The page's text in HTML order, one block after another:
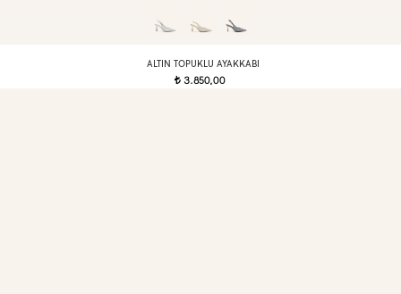
ALTIN TOPUKLU AYAKKABI
t3.850,00